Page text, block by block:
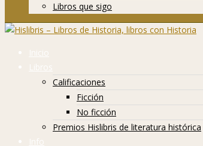
Libros que sigo
Inicio
Libros
Calificaciones
Ficción
No ficción
Premios Hislibris de literatura histórica
Info